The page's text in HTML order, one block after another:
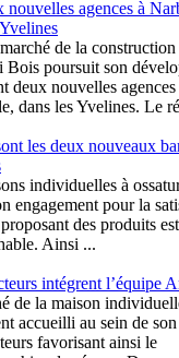
agences à
de la construction
Bois poursuit son
deux nouvelles agences
dans les Yvelines. Le
les deux nouveaux
individuelles à
engagement pour la
des produits
Ainsi ...
intégrent l’équipe
de la maison
accueilli au sein de son
favorisant ainsi le